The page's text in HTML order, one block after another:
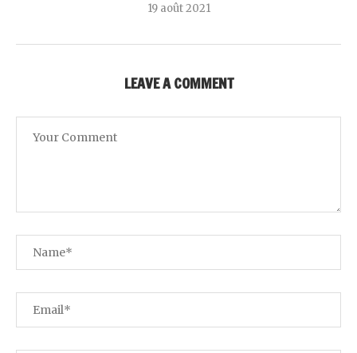
19 août 2021
LEAVE A COMMENT